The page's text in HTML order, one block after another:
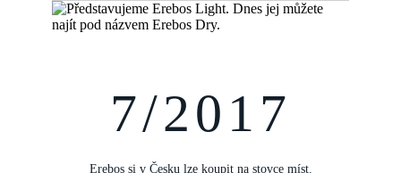
7/2017
Erebos si v Česku lze koupit na stovce míst.